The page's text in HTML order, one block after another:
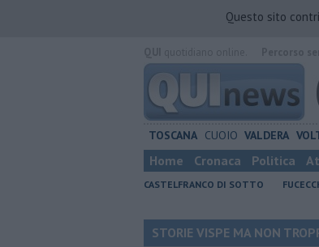
Questo sito
TOSCANA CUOIO VALDERA
Home Cronaca Politica
CASTELFRANCO DI SOTTO
STORIE VISPE MA NON